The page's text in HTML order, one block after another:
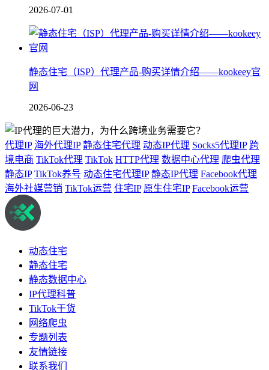
2026-07-01
静态住宅（ISP）代理产品-购买详情介绍——kookeey官
网
2026-06-23
代理IP 海外代理IP 静态住宅代理 动态IP代理 Socks5代理IP 跨
境电商 TikTok代理 TikTok HTTP代理 数据中心代理 爬虫代理
静态IP TikTok养号 动态住宅代理IP 静态IP代理 Facebook代理
海外社媒营销 TikTok运营 住宅IP 原生住宅IP Facebook运营
动态住宅
静态住宅
静态数据中心
IP代理科普
TikTok干货
网络爬虫
专题列表
友情链接
联系我们